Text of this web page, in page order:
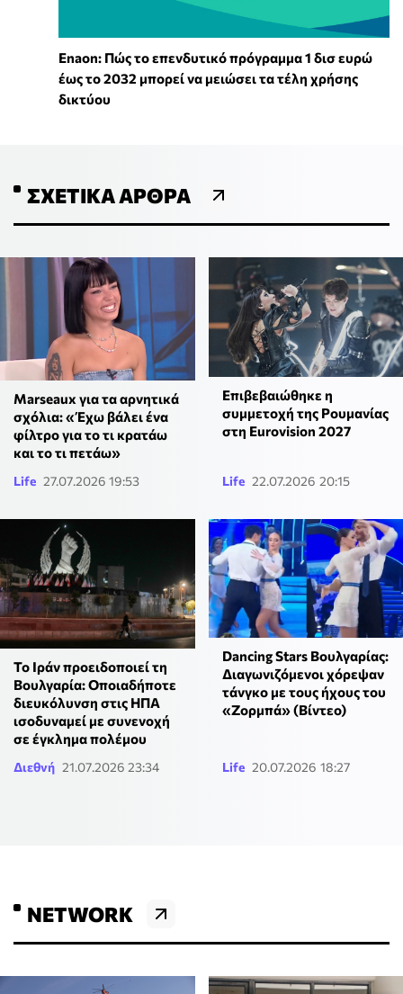
Enaon: Πώς το επενδυτικό πρόγραμμα 1 δισ ευρώ
έως το 2032 μπορεί να μειώσει τα τέλη χρήσης
δικτύου
ΣΧΕΤΙΚΆ ΆΡΘΡΑ
Marseaux για τα αρνητικά
σχόλια: «Έχω βάλει ένα
φίλτρο για το τι κρατάω
και το τι πετάω»
Life 27.07.2026 19:53
Επιβεβαιώθηκε η
συμμετοχή της Ρουμανίας
στη Eurovision 2027
Life 22.07.2026 20:15
Το Ιράν προειδοποιεί τη
Βουλγαρία: Οποιαδήποτε
διευκόλυνση στις ΗΠΑ
ισοδυναμεί με συνενοχή
σε έγκλημα πολέμου
Διεθνή 21.07.2026 23:34
Dancing Stars Βουλγαρίας:
Διαγωνιζόμενοι χόρεψαν
τάνγκο με τους ήχους του
«Ζορμπά» (Βίντεο)
Life 20.07.2026 18:27
NETWORK